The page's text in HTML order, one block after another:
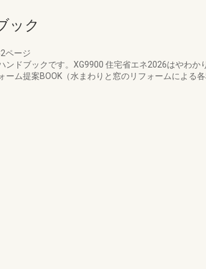
ック
ページ
ドブックです。XG9900 住宅省エネ2026はやわ
ム提案BOOK（水まわりと窓のリフォームによる